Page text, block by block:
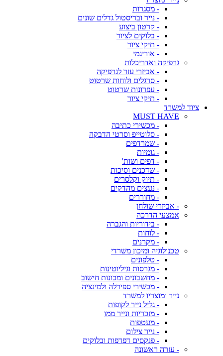
- מסגרות
- נייר ובריסטול גדלים שונים
- קרטון ביצוע
- בלוקים לציור
- תיקי ציור
- אוריגמי
גרפיקה ואדריכלות
- אביזרי עזר לגרפיקה
- סרגלים ולוחות שרטוט
- עפרונות שרטוט
- תיקי ציור
ציוד למשרד
MUST HAVE
- מכשירי כתיבה
- סלוטייפ וסרטי הדבקה
- שמרדפים
- גומיות
- דפים ושות'
- שדכנים וסיכות
- תיוק וקלסרים
- נעצים מהדקים
- מחוררים
- אביזרי שולחן
אמצעי הדרכה
- בידוריות והגברה
- לוחות
- מקרנים
טכנולוגיה ומיכון משרדי
- טלפונים
- מגרסות וגיליוטינות
- מחשבונים ומכונות חישוב
- מכשירי ספירלה ולמינציה
נייר ומוצריו למשרד
- גליל נייר לקופות
- מזכריות ונייר ממו
- מעטפות
- נייר צילום
- פנקסים דפדפות ובלוקים
- עזרה ראשונה